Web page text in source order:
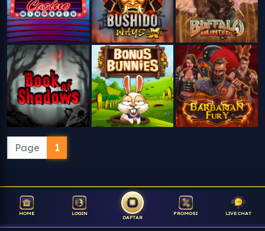
Page 1
HOME LOGIN
DAFTAR
PROMOSI LIVE CHAT